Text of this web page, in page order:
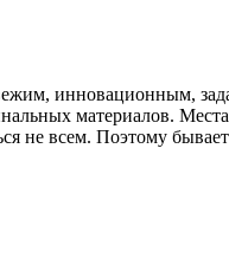
инновационным,
материалов.
не всем. Поэтому бывает